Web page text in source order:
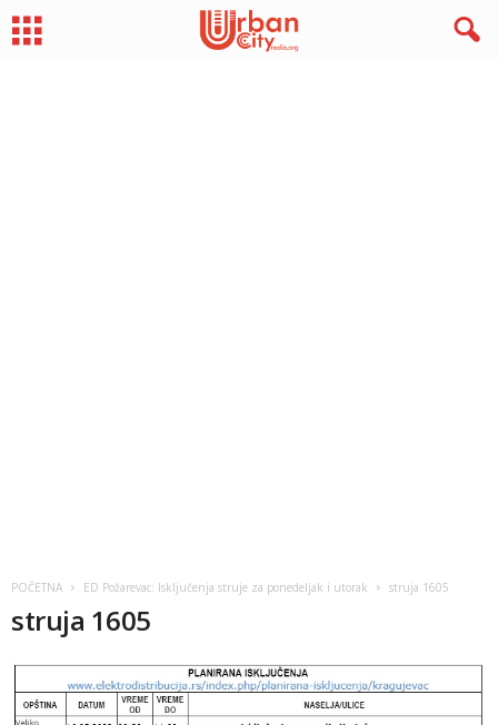
POČETNA ED Požarevac: Isključenja struje za ponedeljak i utorak struja 1605
struja 1605